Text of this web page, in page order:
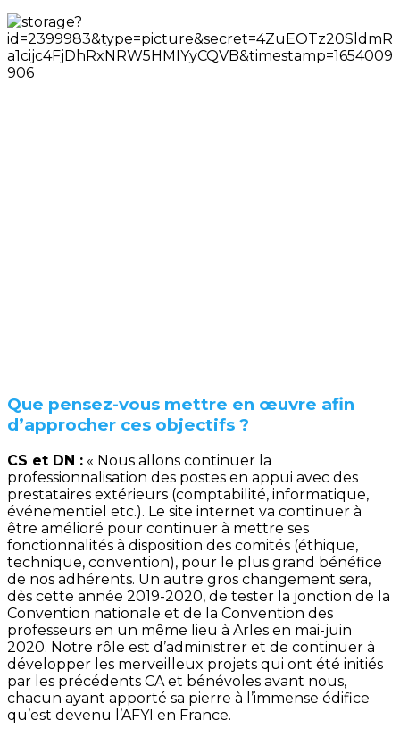
Que pensez-vous mettre en œuvre afin
d’approcher ces objectifs ?
CS et DN : « Nous allons continuer la
professionnalisation des postes en appui avec des
prestataires extérieurs (comptabilité, informatique,
événementiel etc.). Le site internet va continuer à
être amélioré pour continuer à mettre ses
fonctionnalités à disposition des comités (éthique,
technique, convention), pour le plus grand bénéfice
de nos adhérents. Un autre gros changement sera,
dès cette année 2019-2020, de tester la jonction de la
Convention nationale et de la Convention des
professeurs en un même lieu à Arles en mai-juin
2020. Notre rôle est d’administrer et de continuer à
développer les merveilleux projets qui ont été initiés
par les précédents CA et bénévoles avant nous,
chacun ayant apporté sa pierre à l’immense édifice
qu’est devenu l’AFYI en France.